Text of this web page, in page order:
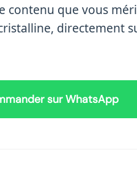
contenu que vous
directement
sur WhatsApp